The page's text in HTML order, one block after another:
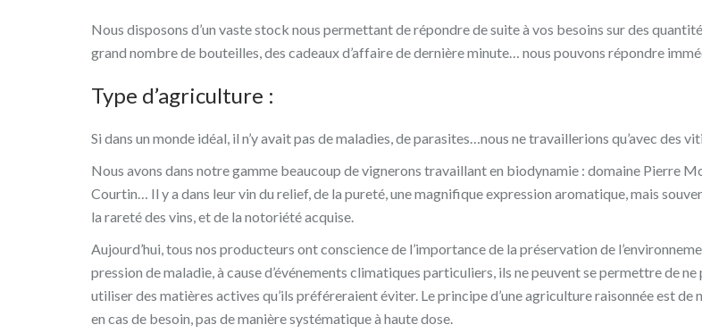
Nous disposons d’un vaste stock nous permettant de répondre de suite à vos besoins sur des
grand nombre de bouteilles, des cadeaux d’affaire de dernière minute… nous pouvons répondre
Type d’agriculture :
Si dans un monde idéal, il n’y avait pas de maladies, de parasites…nous ne travaillerions qu’avec
Nous avons dans notre gamme beaucoup de vignerons travaillant en biodynamie : domaine Pierre
Courtin… Il y a dans leur vin du relief, de la pureté, une magnifique expression aromatique, mais
la rareté des vins, et de la notoriété acquise.
Aujourd’hui, tous nos producteurs ont conscience de l’importance de la préservation de
pression de maladie, à cause d’événements climatiques particuliers, ils ne peuvent se permettre de
utiliser des matières actives qu’ils préféreraient éviter. Le principe d’une agriculture raisonnée est
en cas de besoin, pas de manière systématique à haute dose.